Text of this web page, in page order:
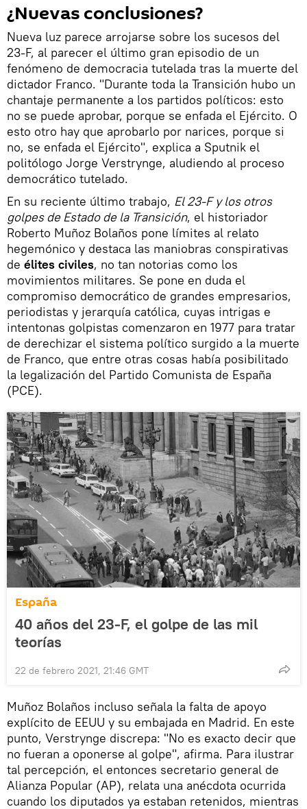
¿Nuevas conclusiones?
Nueva luz parece arrojarse sobre los sucesos del
23-F, al parecer el último gran episodio de un
fenómeno de democracia tutelada tras la muerte del
dictador Franco. "Durante toda la Transición hubo un
chantaje permanente a los partidos políticos: esto
no se puede aprobar, porque se enfada el Ejército. O
esto otro hay que aprobarlo por narices, porque si
no, se enfada el Ejército", explica a Sputnik el
politólogo Jorge Verstrynge, aludiendo al proceso
democrático tutelado.
En su reciente último trabajo, El 23-F y los otros
golpes de Estado de la Transición, el historiador
Roberto Muñoz Bolaños pone límites al relato
hegemónico y destaca las maniobras conspirativas
de élites civiles, no tan notorias como los
movimientos militares. Se pone en duda el
compromiso democrático de grandes empresarios,
periodistas y jerarquía católica, cuyas intrigas e
intentonas golpistas comenzaron en 1977 para tratar
de derechizar el sistema político surgido a la muerte
de Franco, que entre otras cosas había posibilitado
la legalización del Partido Comunista de España
(PCE).
España
40 años del 23-F, el golpe de las mil
teorías
22 de febrero 2021, 21:46 GMT
Muñoz Bolaños incluso señala la falta de apoyo
explícito de EEUU y su embajada en Madrid. En este
punto, Verstrynge discrepa: "No es exacto decir que
no fueran a oponerse al golpe", afirma. Para ilustrar
tal percepción, el entonces secretario general de
Alianza Popular (AP), relata una anécdota ocurrida
cuando los diputados ya estaban retenidos, mientras